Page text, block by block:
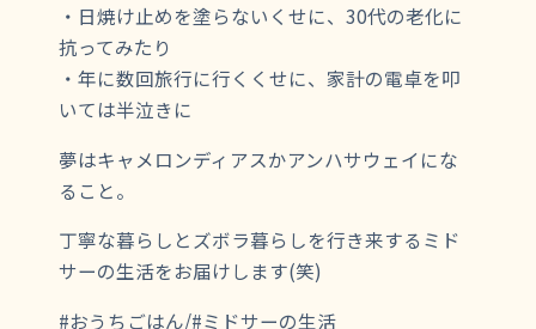
・日焼け止めを塗らないくせに、30代の老化に
抗ってみたり
・年に数回旅行に行くくせに、家計の電卓を叩
いては半泣きに
夢はキャメロンディアスかアンハサウェイにな
ること。
丁寧な暮らしとズボラ暮らしを行き来するミド
サーの生活をお届けします(笑)
#おうちごはん/#ミドサーの生活